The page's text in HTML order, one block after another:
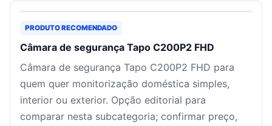
PRODUTO RECOMENDADO
Câmara de segurança Tapo C200P2 FHD
Câmara de segurança Tapo C200P2 FHD para
quem quer monitorização doméstica simples,
interior ou exterior. Opção editorial para
comparar nesta subcategoria; confirmar preço,